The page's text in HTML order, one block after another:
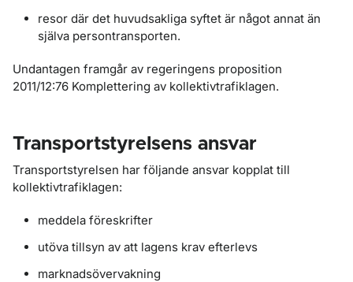
resor där det huvudsakliga syftet är något annat än
själva persontransporten.
Undantagen framgår av regeringens proposition
2011/12:76 Komplettering av kollektivtrafiklagen.
Transportstyrelsens ansvar
Transportstyrelsen har följande ansvar kopplat till
kollektivtrafiklagen:
meddela föreskrifter
utöva tillsyn av att lagens krav efterlevs
marknadsövervakning